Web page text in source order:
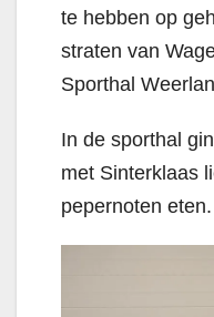
te hebben op
straten van
Sporthal
In de sporthal
met Sinterklaas
pepernoten eten.